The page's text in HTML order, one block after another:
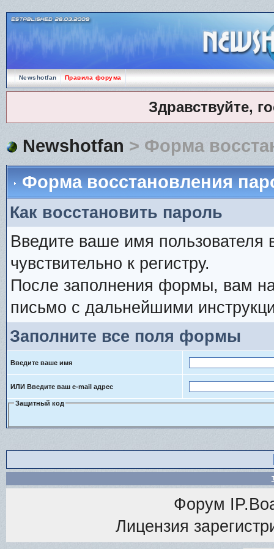
Newshotfan Правила форума
Здравствуйте,
Newshotfan > Форма
Форма восстановления
Как восстановить пароль
Введите ваше имя
чувствительно к регистру.
После заполнения формы, вам на
письмо с дальнейшими
Заполните все поля формы
Введите ваше имя
ИЛИ Введите ваш e-mail адрес
Защитный код
Форум
Лицензия